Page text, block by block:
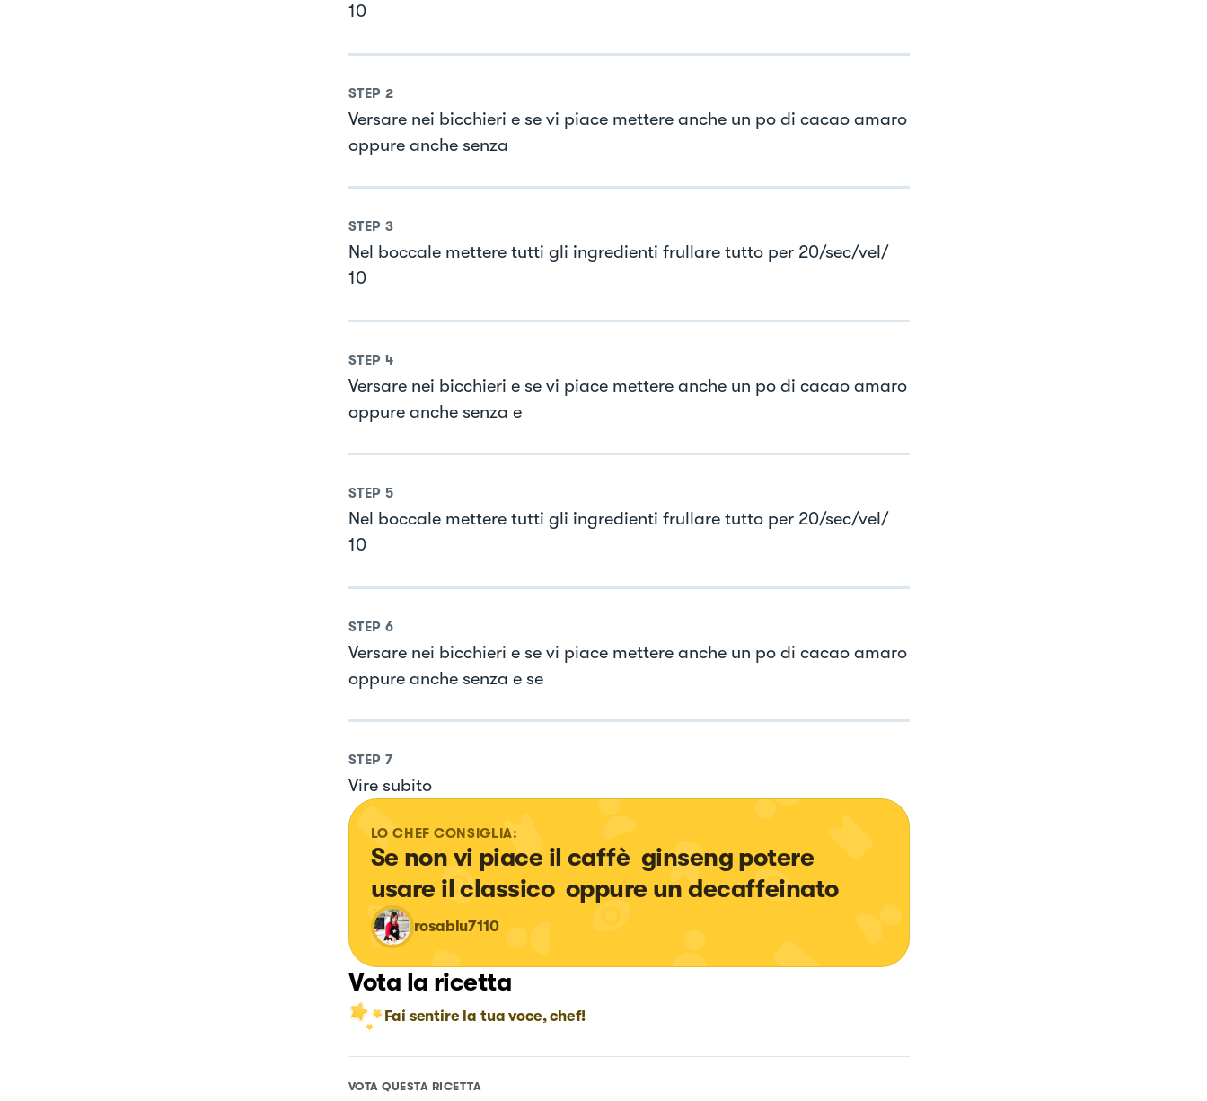
10
STEP 2
Versare nei bicchieri e se vi piace mettere anche un po di cacao amaro
oppure anche senza
STEP 3
Nel boccale mettere tutti gli ingredienti frullare tutto per 20/sec/vel/
10
STEP 4
Versare nei bicchieri e se vi piace mettere anche un po di cacao amaro
oppure anche senza e
STEP 5
Nel boccale mettere tutti gli ingredienti frullare tutto per 20/sec/vel/
10
STEP 6
Versare nei bicchieri e se vi piace mettere anche un po di cacao amaro
oppure anche senza e se
STEP 7
Vire subito
LO CHEF CONSIGLIA:
Se non vi piace il caffè  ginseng potere
usare il classico  oppure un decaffeinato
rosablu7110
Vota la ricetta
Fai sentire la tua voce, chef!
VOTA QUESTA RICETTA